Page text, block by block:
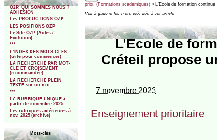
OZP. QUI SOMMES NOUS ?
ADHESION
Les PRODUCTIONS OZP
LES POSITIONS OZP
Le Site OZP (Aides /
Evolution)
***
L’INDEX DES MOTS-CLES
(utile pour commencer)
LA RECHERCHE PAR MOT-
CLE ET CROISEMENT
(recommandée)
LA RECHERCHE PLEIN
TEXTE sur un mot
***
LA RUBRIQUE UNIQUE à
partir de novembre 2025
Les rubriques antérieures à
nov. 2025 (archive)
Mots-clés
prior. (Formations académiques)> L’Ecole de formation
Voir à gauche les mots-clés liés à cet article
L’Ecole de
Créteil propose
7 novembre 2023
Enseignement prioritaire